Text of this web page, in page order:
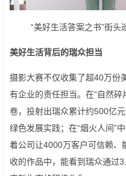
“美好生活答案之书”街
美好生活背后的瑞众担当
摄影大赛不仅收集了超40万份
有企业的责任担当。在“自然
卷，投射出瑞众累计约500亿
绿色发展实践；在“烟火人间”
着公司让4000万客户可信赖、
收的作品中，能看到瑞众通过